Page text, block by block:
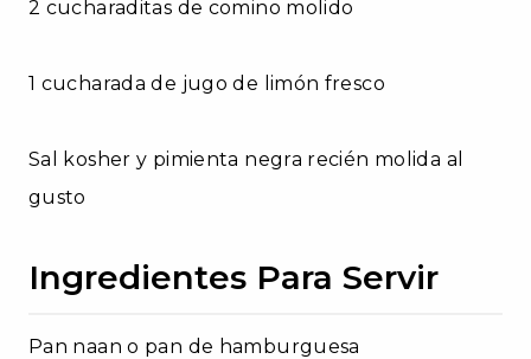
2 cucharaditas de comino molido
1 cucharada de jugo de limón fresco
Sal kosher y pimienta negra recién molida al
gusto
Ingredientes Para Servir
Pan naan o pan de hamburguesa